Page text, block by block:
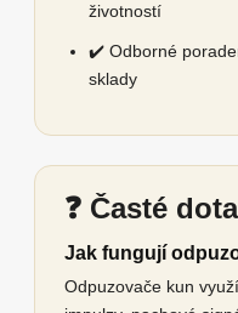
životností
✔️ Odborné
sklady
❓ Časté
Jak fungují
Odpuzovače kun